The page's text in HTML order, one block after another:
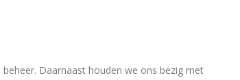
Daarnaast houden we ons bezig met